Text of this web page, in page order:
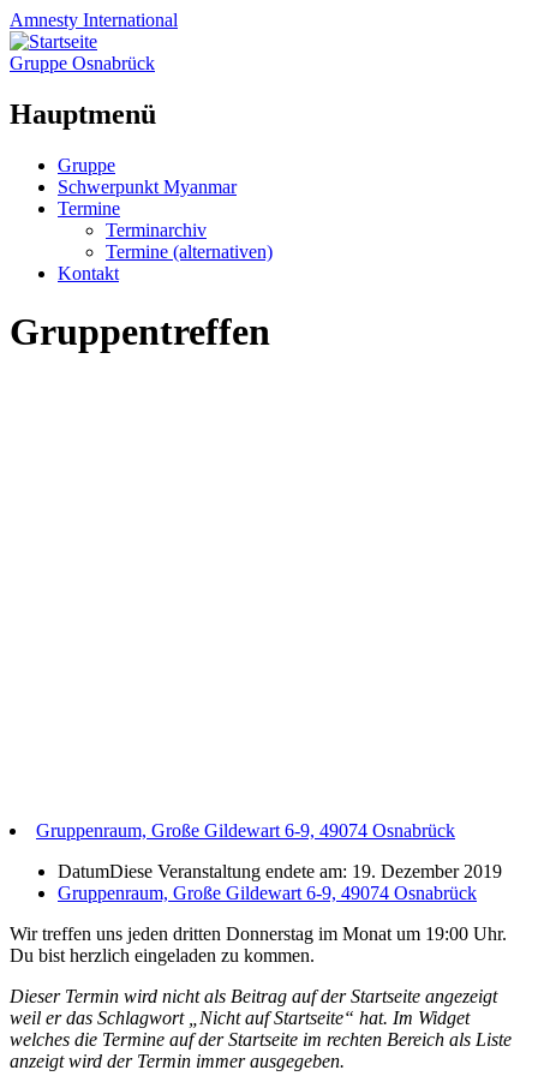
Amnesty International
Gruppe Osnabrück
Hauptmenü
Zum
Inhalt
springen
Gruppe
Schwerpunkt Myanmar
Termine
Terminarchiv
Termine (alternativen)
Kontakt
Gruppentreffen
Gruppenraum, Große Gildewart 6-9, 49074 Osnabrück
DatumDiese Veranstaltung endete am: 19. Dezember 2019
Gruppenraum, Große Gildewart 6-9, 49074 Osnabrück
Wir treffen uns jeden dritten Donnerstag im Monat um 19:00 Uhr.
Du bist herzlich eingeladen zu kommen.
Dieser Termin wird nicht als Beitrag auf der Startseite angezeigt
weil er das Schlagwort „Nicht auf Startseite“ hat. Im Widget
welches die Termine auf der Startseite im rechten Bereich als Liste
anzeigt wird der Termin immer ausgegeben.